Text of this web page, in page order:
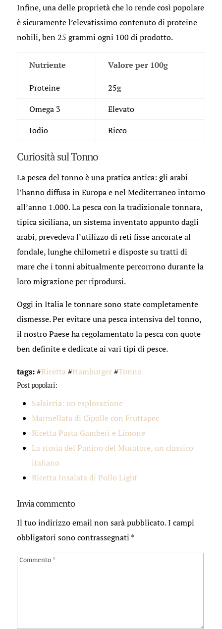
Infine, una delle proprietà che lo rende così popolare
è sicuramente l’elevatissimo contenuto di proteine
nobili, ben 25 grammi ogni 100 di prodotto.
Nutriente Valore per 100g
Proteine
25g
Omega 3
Elevato
Iodio
Ricco
Curiosità sul Tonno
La pesca del tonno è una pratica antica: gli arabi
l’hanno diffusa in Europa e nel Mediterraneo intorno
all’anno 1.000. La pesca con la tradizionale tonnara,
tipica siciliana, un sistema inventato appunto dagli
arabi, prevedeva l’utilizzo di reti fisse ancorate al
fondale, lunghe chilometri e disposte su tratti di
mare che i tonni abitualmente percorrono durante la
loro migrazione per riprodursi.
Oggi in Italia le tonnare sono state completamente
dismesse. Per evitare una pesca intensiva del tonno,
il nostro Paese ha regolamentato la pesca con quote
ben definite e dedicate ai vari tipi di pesce.
tags:#Ricetta#Hamburger#Tonno
Post popolari:
Salsiccia: un'esplorazione
Marmellata di Cipolle con Fruttapec
Ricetta Pasta Gamberi e Limone
La storia del Panino del Muratore, un classico
italiano
Ricetta Insalata di Pollo Light
Invia commento
Il tuo indirizzo email non sarà pubblicato. I campi
obbligatori sono contrassegnati *